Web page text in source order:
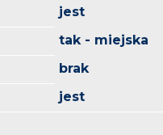
jest
tak - miejska
brak
jest